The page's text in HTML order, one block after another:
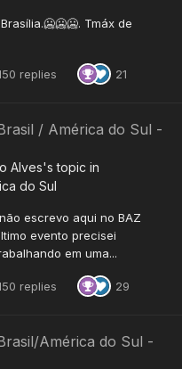
Tmáx de
replies 21
/ América do Sul -
Alves's topic in
do Sul
escrevo aqui no BAZ
evento precisei
em uma...
replies 29
América do Sul -